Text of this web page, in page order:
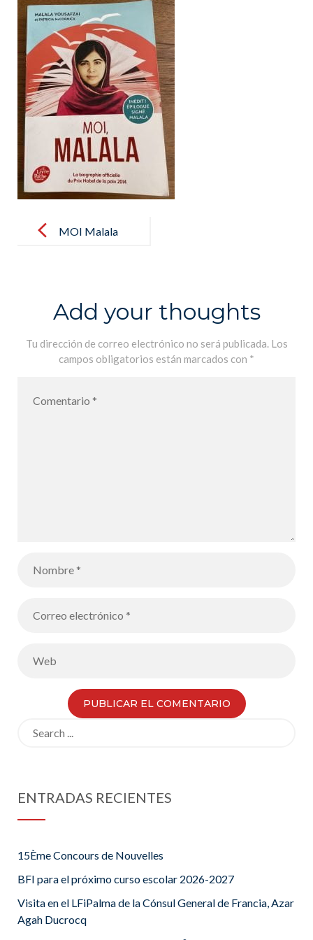
navigationMOI Malala
Add your thoughts
Tu dirección de correo electrónico no será publicada. Los
campos obligatorios están marcados con *
ENTRADAS RECIENTES
15Ème Concours de Nouvelles
BFI para el próximo curso escolar 2026-2027
Visita en el LFiPalma de la Cónsul General de Francia, Azar
Agah Ducrocq